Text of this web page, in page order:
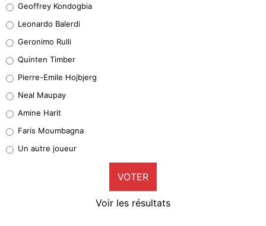
38%
32%
5%
1%
9%
Geoffrey Kondogbia
Leonardo Balerdi
Geronimo Rulli
Quinten Timber
Pierre-Emile Hojbjerg
Neal Maupay
Amine Harit
Faris Moumbagna
Un autre joueur
VOTER
Voir les résultats